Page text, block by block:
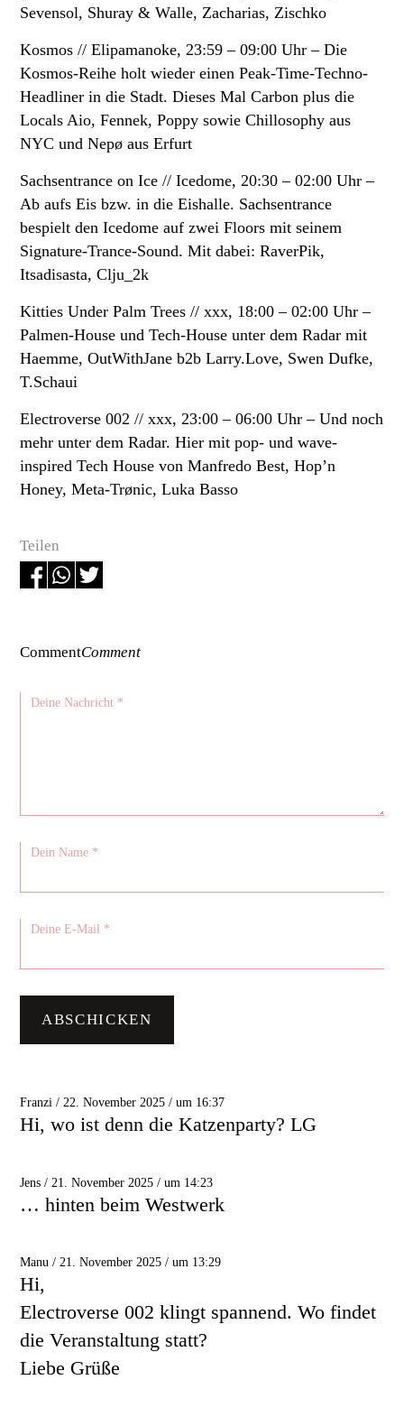
Teilen
Sevensol, Shuray & Walle, Zacharias, Zischko
Kosmos // Elipamanoke, 23:59 – 09:00 Uhr – Die
Kosmos-Reihe holt wieder einen Peak-Time-Techno-
Headliner in die Stadt. Dieses Mal Carbon plus die
Locals Aio, Fennek, Poppy sowie Chillosophy aus
NYC und Nepø aus Erfurt
Sachsentrance on Ice // Icedome, 20:30 – 02:00 Uhr –
Ab aufs Eis bzw. in die Eishalle. Sachsentrance
bespielt den Icedome auf zwei Floors mit seinem
Signature-Trance-Sound. Mit dabei: RaverPik,
Itsadisasta, Clju_2k
Kitties Under Palm Trees // xxx, 18:00 – 02:00 Uhr –
Palmen-House und Tech-House unter dem Radar mit
Haemme, OutWithJane b2b Larry.Love, Swen Dufke,
T.Schaui
Electroverse 002 // xxx, 23:00 – 06:00 Uhr –Und noch
mehr unter dem Radar. Hier mit pop- und wave-
inspired Tech House von Manfredo Best, Hop’n
Honey, Meta-Trønic, Luka Basso
CommentComment
Franzi / 22. November 2025 / um 16:37
Hi, wo ist denn die Katzenparty? LG
Jens / 21. November 2025 / um 14:23
… hinten beim Westwerk
Manu / 21. November 2025 / um 13:29
Hi,
Electroverse 002 klingt spannend. Wo findet
die Veranstaltung statt?
Liebe Grüße